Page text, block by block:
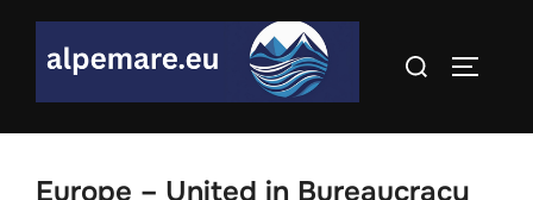
Skip
Search
Europe – United in Bureaucracy